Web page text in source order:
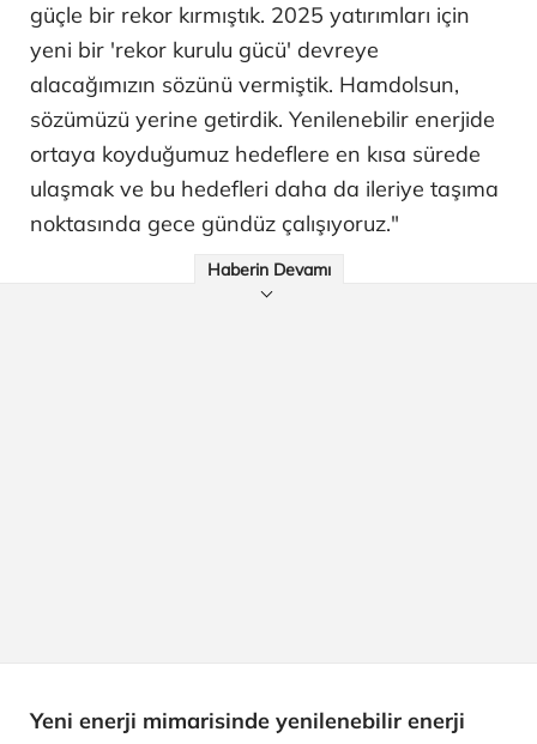
güçle bir rekor kırmıştık. 2025 yatırımları için
yeni bir 'rekor kurulu gücü' devreye
alacağımızın sözünü vermiştik. Hamdolsun,
sözümüzü yerine getirdik. Yenilenebilir enerjide
ortaya koyduğumuz hedeflere en kısa sürede
ulaşmak ve bu hedefleri daha da ileriye taşıma
noktasında gece gündüz çalışıyoruz."
Haberin Devamı
Yeni enerji mimarisinde yenilenebilir enerji